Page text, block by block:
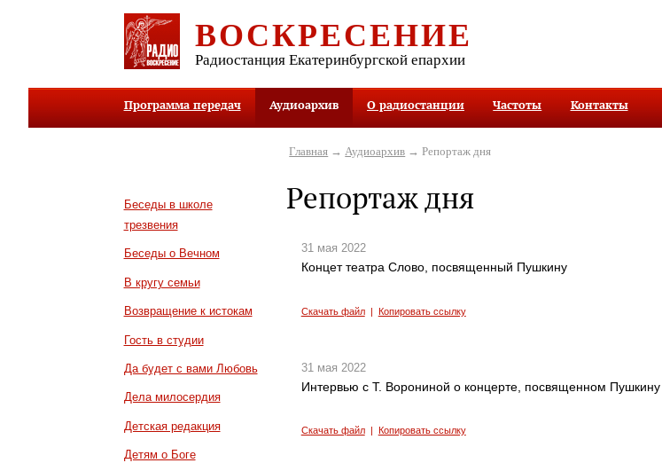
ВОСКРЕСЕНИЕ
Радиостанция Екатеринбургской епархии
Программа передач Аудиоархив О радиостанции Частоты Контакты
Беседы в школе
трезвения
Беседы о Вечном
В кругу семьи
Возвращение к истокам
Гость в студии
Да будет с вами Любовь
Дела милосердия
Детская редакция
Детям о Боге
Главная → Аудиоархив → Репортаж дня
Репортаж дня
31 мая 2022
Концет театра Слово, посвященный Пушкину
Скачать файл| Копировать ссылку
31 мая 2022
Интервью с Т. Ворониной о концерте, посвященном Пушкину
Скачать файл| Копировать ссылку